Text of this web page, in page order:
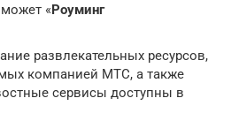
«Роуминг
развлекательных ресурсов,
компанией МТС, а также
сервисы доступны в